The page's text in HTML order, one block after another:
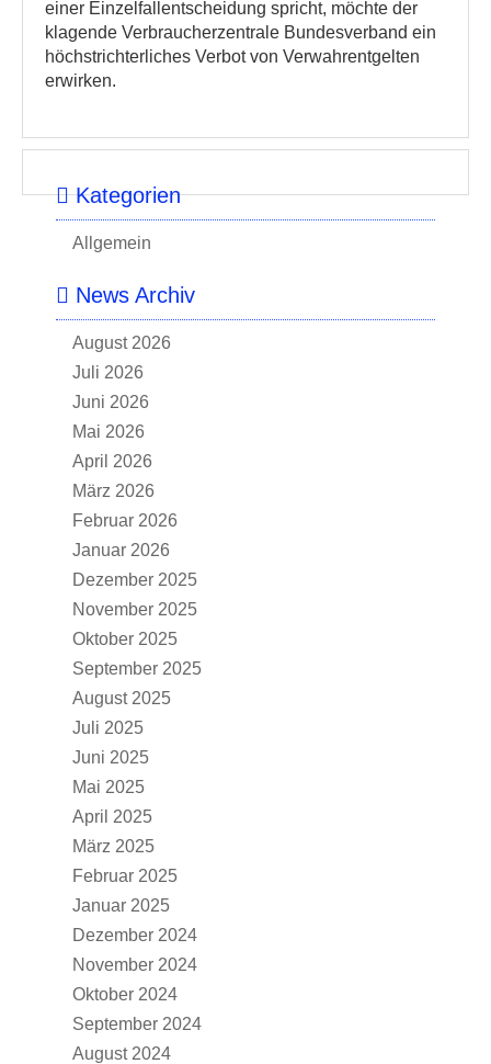
einer Einzelfallentscheidung spricht, möchte der
klagende Verbraucherzentrale Bundesverband ein
höchstrichterliches Verbot von Verwahrentgelten
erwirken.
Kategorien
Allgemein
News Archiv
August 2026
Juli 2026
Juni 2026
Mai 2026
April 2026
März 2026
Februar 2026
Januar 2026
Dezember 2025
November 2025
Oktober 2025
September 2025
August 2025
Juli 2025
Juni 2025
Mai 2025
April 2025
März 2025
Februar 2025
Januar 2025
Dezember 2024
November 2024
Oktober 2024
September 2024
August 2024